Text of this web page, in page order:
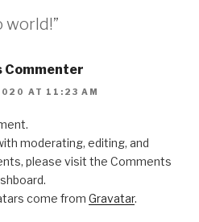
world!”
Commenter
AT 11:23 AM
moderating, editing, and
please visit the Comments
come from Gravatar.